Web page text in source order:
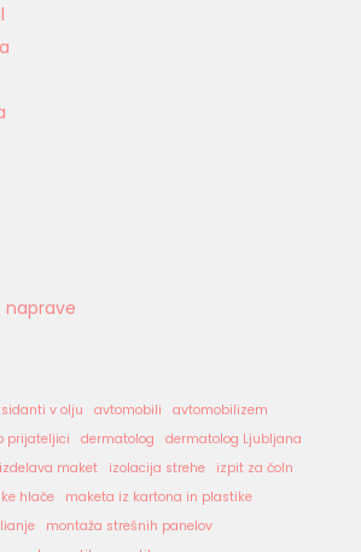
naprave
v olju avtomobili
avtomobilizem
prijateljici dermatolog
dermatolog Ljubljana
izdelava maket izolacija strehe
izpit za čoln
hlače
maketa iz kartona in plastike
montaža strešnih panelov